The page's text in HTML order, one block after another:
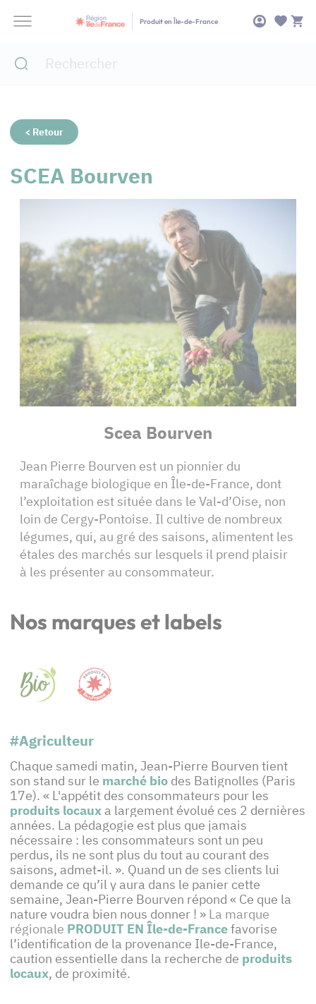
Produit en Île-de-France
< Retour
SCEA Bourven
Scea Bourven
Jean Pierre Bourven est un pionnier du
maraîchage biologique en Île-de-France, dont
l’exploitation est située dans le Val-d’Oise, non
loin de Cergy-Pontoise. Il cultive de nombreux
légumes, qui, au gré des saisons, alimentent les
étales des marchés sur lesquels il prend plaisir
à les présenter au consommateur.
Nos marques et labels
#Agriculteur
Chaque samedi matin, Jean-Pierre Bourven tient
son stand sur le marché bio des Batignolles (Paris
17e). « L'appétit des consommateurs pour les
produits locaux a largement évolué ces 2 dernières
années. La pédagogie est plus que jamais
nécessaire : les consommateurs sont un peu
perdus, ils ne sont plus du tout au courant des
saisons, admet-il. ». Quand un de ses clients lui
demande ce qu’il y aura dans le panier cette
semaine, Jean-Pierre Bourven répond « Ce que la
nature voudra bien nous donner ! » La marque
régionale PRODUIT EN Île-de-Francefavorise
l’identification de la provenance Ile-de-France,
caution essentielle dans la recherche de produits
locaux, de proximité.